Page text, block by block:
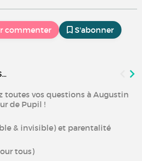
commenter S'abonner
toutes vos questions à Augustin
de Pupil !
& invisible) et parentalité
tous)